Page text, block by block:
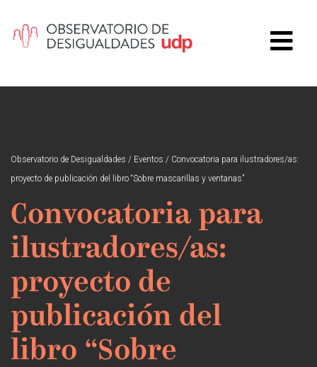
Observatorio de Desigualdades / Eventos / Convocatoria para ilustradores/as:
proyecto de publicación del libro “Sobre mascarillas y ventanas”
Convocatoria para
ilustradores/as:
proyecto de
publicación del
libro “Sobre